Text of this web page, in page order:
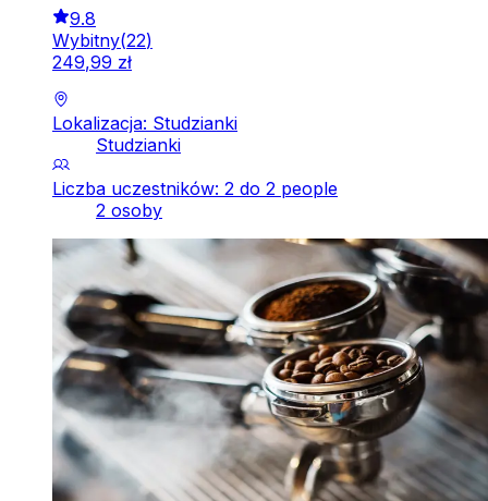
9.8
Wybitny(22)
249,99 zł
Lokalizacja: Studzianki
Studzianki
Liczba uczestników: 2 do 2 people
2 osoby